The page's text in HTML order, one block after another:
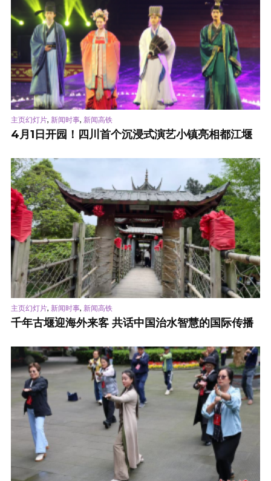
主页幻灯片, 新闻时事, 新闻高铁
4月1日开园！四川首个沉浸式演艺小镇亮相都江堰
主页幻灯片, 新闻时事, 新闻高铁
千年古堰迎海外来客 共话中国治水智慧的国际传播